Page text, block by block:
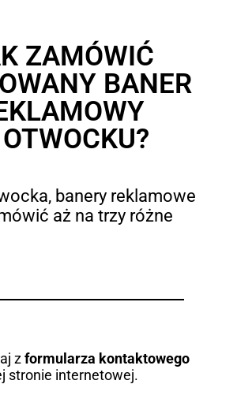
ZAMÓWIĆ
BANER
banery reklamowe
aż na trzy różne
zformularza kontaktowego
stronie internetowej.